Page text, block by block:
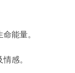
能量。
感。